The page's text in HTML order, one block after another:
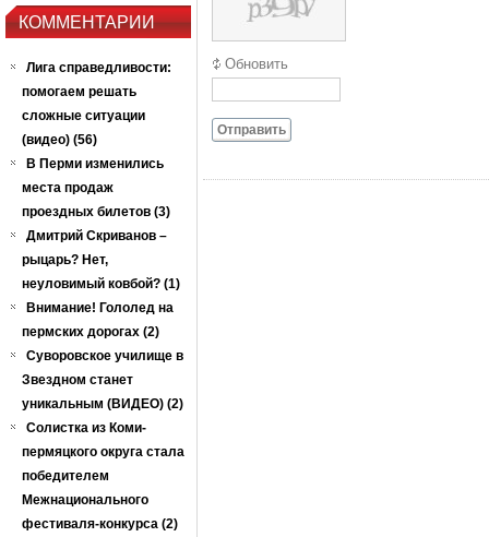
КОММЕНТАРИИ
Лига справедливости:
помогаем решать
сложные ситуации
(видео) (56)
В Перми изменились
места продаж
проездных билетов (3)
Дмитрий Скриванов –
рыцарь? Нет,
неуловимый ковбой? (1)
Внимание! Гололед на
пермских дорогах (2)
Суворовское училище в
Звездном станет
уникальным (ВИДЕО) (2)
Солистка из Коми-
пермяцкого округа стала
победителем
Межнационального
фестиваля-конкурса (2)
Обновить
Отправить